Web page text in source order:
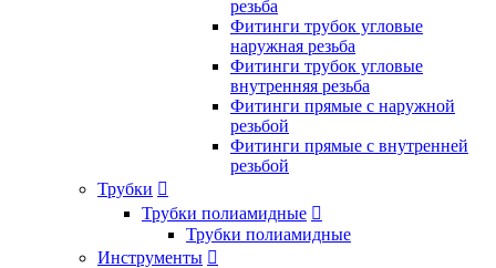
резьба
Фитинги трубок угловые
наружная резьба
Фитинги трубок угловые
внутренняя резьба
Фитинги прямые с наружной
резьбой
Фитинги прямые с внутренней
резьбой
Трубки 
Трубки полиамидные 
Трубки полиамидные
Инструменты 